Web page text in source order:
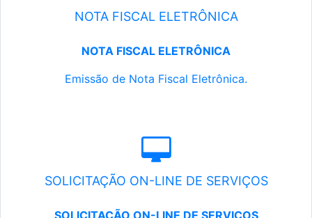
NOTA FISCAL ELETRÔNICA
NOTA FISCAL ELETRÔNICA
Emissão de Nota Fiscal Eletrônica.
SOLICITAÇÃO ON-LINE DE SERVIÇOS